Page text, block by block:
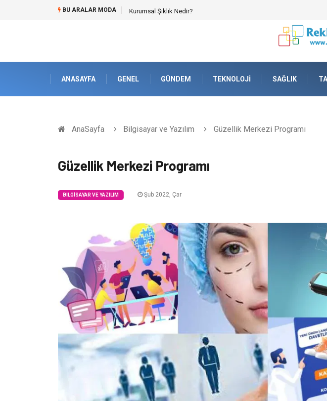
BU ARALAR MODA Bitumen storage tank (Bitüm depolama tankı) ile Endüstriyel
ANASAYFA GENEL GÜNDEM TEKNOLOJI SAĞLIK
AnaSayfa Bilgisayar ve Yazılım Güzellik Merkezi Programı
Güzellik Merkezi Programı
BILGISAYAR VE YAZILIM Şub 2022, Çar